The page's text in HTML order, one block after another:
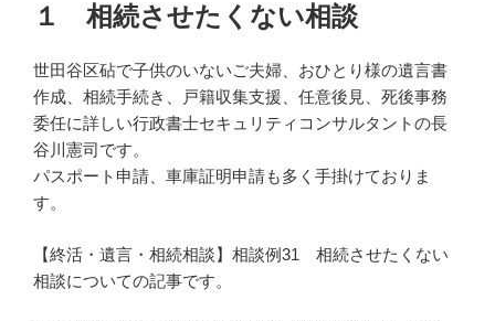
１ 相続させたくない相談
世田谷区砧で子供のいないご夫婦、おひとり様の遺言書
作成、相続手続き、戸籍収集支援、任意後見、死後事務
委任に詳しい行政書士セキュリティコンサルタントの長
谷川憲司です。
パスポート申請、車庫証明申請も多く手掛けておりま
す。
【終活・遺言・相続相談】相談例31 相続させたくない
相談についての記事です。